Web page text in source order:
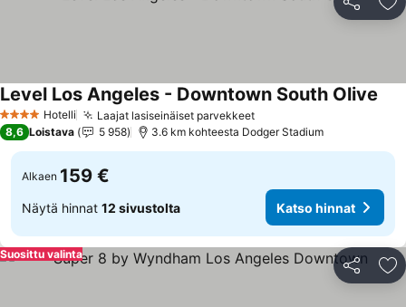
Jaa
4 Tähtiluokitus
Hotelli Laajat lasiseinäiset parvekkeet
Level Los Angeles - Downtown South Olive
8,6 Loistava 5 958 3.6 km kohteesta Dodger Stadium
Alkaen 159 €
Näytä hinnat 12 sivustolta Katso hinnat
Jaa
Suosittu valinta